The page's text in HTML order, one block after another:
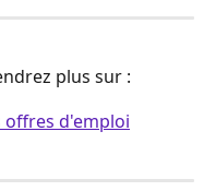
plus sur :︎
offres d'emploi